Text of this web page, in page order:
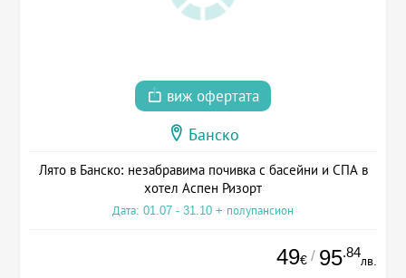
виж офертата
Банско
Лято в Банско: незабравима почивка с басейни и СПА в
хотел Аспен Ризорт
Дата: 01.07 - 31.10 + полупансион
49€ / 95.84
лв.